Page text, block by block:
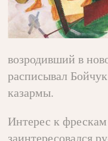
возродивший в
расписывал
казармы.
Интерес к
заинтересовался